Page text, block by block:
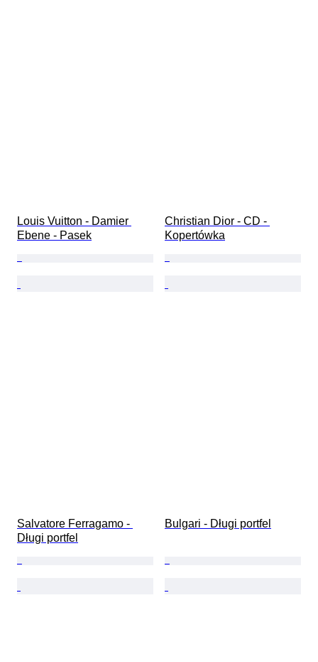
Louis Vuitton - Damier
Ebene - Pasek
Christian Dior - CD -
Kopertówka
Salvatore Ferragamo -
Długi portfel
Bulgari - Długi portfel